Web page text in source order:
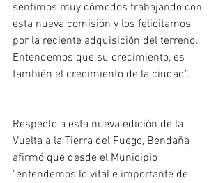
sentimos muy cómodos trabajando con
esta nueva comisión y los felicitamos
por la reciente adquisición del terreno.
Entendemos que su crecimiento, es
también el crecimiento de la ciudad”.
Respecto a esta nueva edición de la
Vuelta a la Tierra del Fuego, Bendaña
afirmó que desde el Municipio
"entendemos lo vital e importante de